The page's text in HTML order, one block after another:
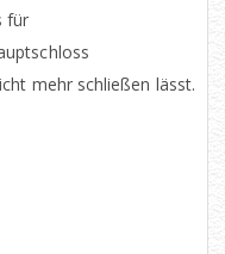
für
mehr schließen lässt.